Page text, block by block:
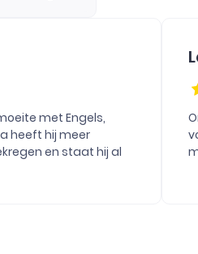
met Engels,
heeft hij meer
en staat hij al